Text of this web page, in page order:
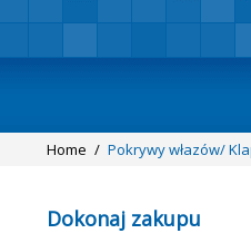
Home / Pokrywy włazów/
Dokonaj zakupu